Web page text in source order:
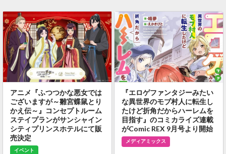
アニメ『ふつつかな悪女では
ございますが～雛宮蝶鼠とり
かえ伝～』コンセプトルーム
ステイプランがサンシャイン
シティプリンスホテルにて販
売決定
イベント
『エロゲファンタジーみたい
な異世界のモブ村人に転生し
たけど折角だからハーレムを
目指す』のコミカライズ連載
がComic REX 9月号より開始
メディアミックス